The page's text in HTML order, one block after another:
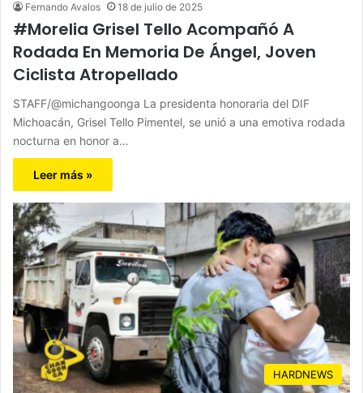
Fernando Avalos 18 de julio de 2025
#Morelia Grisel Tello Acompañó A
Rodada En Memoria De Ángel, Joven
Ciclista Atropellado
STAFF/@michangoonga La presidenta honoraria del DIF
Michoacán, Grisel Tello Pimentel, se unió a una emotiva rodada
nocturna en honor a…
Leer más »
HARDNEWS